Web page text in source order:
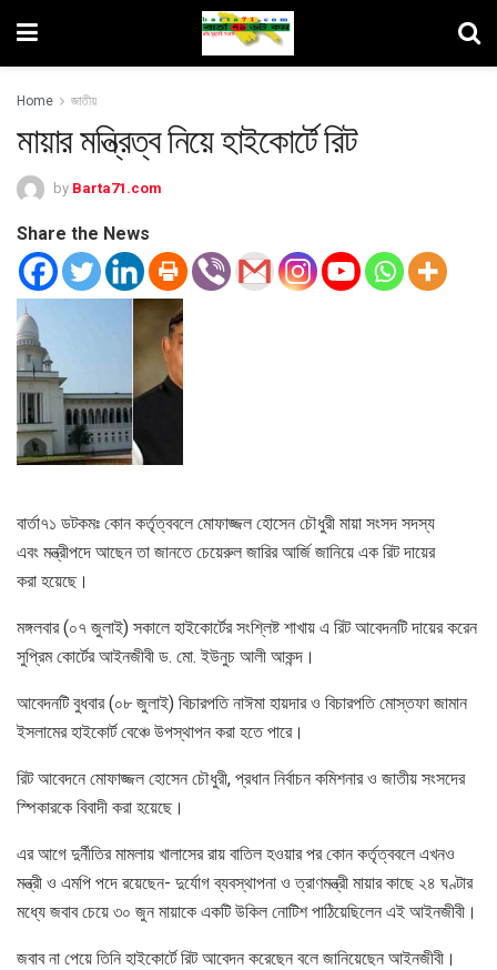
Home জাতীয়
মায়ার মন্ত্রিত্ব নিয়ে হাইকোর্টে রিট
by Barta71.com
Share the News
বার্তা৭১ ডটকমঃ কোন কর্তৃত্ববলে মোফাজ্জল হোসেন চৌধুরী মায়া সংসদ সদস্য
এবং মন্ত্রীপদে আছেন তা জানতে চেয়েরুল জারির আর্জি জানিয়ে এক রিট দায়ের
করা হয়েছে।
মঙ্গলবার (০৭ জুলাই) সকালে হাইকোর্টেরসংশ্লিষ্ট শাখায় এ রিট আবেদনটি দায়ের করেন
সুপ্রিম কোর্টের আইনজীবী ড. মো. ইউনুচ আলী আকন্দ।
আবেদনটি বুধবার (০৮ জুলাই) বিচারপতি নাঈমা হায়দার ও বিচারপতি মোস্তফা জামান
ইসলামের হাইকোর্ট বেঞ্চে উপস্থাপন করা হতে পারে।
রিট আবেদনে মোফাজ্জল হোসেন চৌধুরী, প্রধান নির্বাচন কমিশনার ও জাতীয় সংসদের
স্পিকারকে বিবাদী করা হয়েছে।
এর আগে দুর্নীতির মামলায় খালাসের রায় বাতিল হওয়ার পর কোন কর্তৃত্ববলে এখনও
মন্ত্রী ও এমপি পদে রয়েছেন- দুর্যোগ ব্যবস্থাপনা ও ত্রাণমন্ত্রী মায়ার কাছে ২৪ ঘণ্টার
মধ্যে জবাব চেয়ে ৩০ জুন মায়াকে একটি উকিল নোটিশ পাঠিয়েছিলেন এই আইনজীবী।
জবাব না পেয়ে তিনি হাইকোর্টে রিট আবেদন করেছেন বলে জানিয়েছেন আইনজীবী।